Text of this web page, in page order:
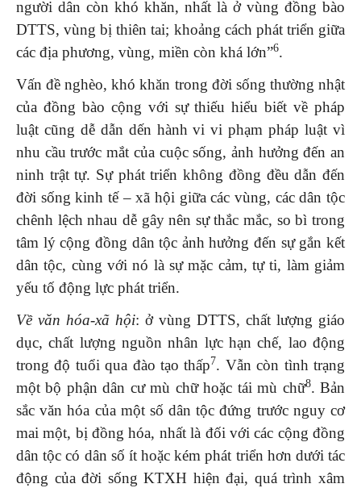
người dân còn khó khăn, nhất là ở vùng đồng bào
DTTS, vùng bị thiên tai; khoảng cách phát triển giữa
các địa phương, vùng, miền còn khá lớn”6.
Vấn đề nghèo, khó khăn trong đời sống thường nhật
của đồng bào cộng với sự thiếu hiểu biết về pháp
luật cũng dễ dẫn dến hành vi vi phạm pháp luật vì
nhu cầu trước mắt của cuộc sống, ảnh hưởng đến an
ninh trật tự. Sự phát triển không đồng đều dẫn đến
đời sống kinh tế – xã hội giữa các vùng, các dân tộc
chênh lệch nhau dễ gây nên sự thắc mắc, so bì trong
tâm lý cộng đồng dân tộc ảnh hưởng đến sự gắn kết
dân tộc, cùng với nó là sự mặc cảm, tự ti, làm giảm
yếu tố động lực phát triển.
Về văn hóa-xã hội: ở vùng DTTS, chất lượng giáo
dục, chất lượng nguồn nhân lực hạn chế, lao động
trong độ tuổi qua đào tạo thấp7. Vẫn còn tình trạng
một bộ phận dân cư mù chữ hoặc tái mù chữ8. Bản
sắc văn hóa của một số dân tộc đứng trước nguy cơ
mai một, bị đồng hóa, nhất là đối với các cộng đồng
dân tộc có dân số ít hoặc kém phát triển hơn dưới tác
động của đời sống KTXH hiện đại, quá trình xâm